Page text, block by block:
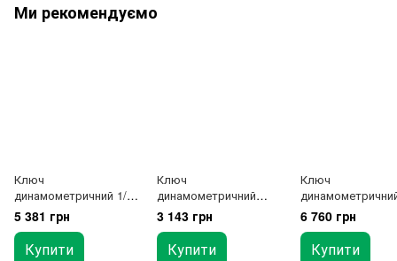
Ми рекомендуємо
Ключ
динамометричний 1/2
"x595мм (L) 60-300Нм
5 381 грн
Купити
Ключ
динамометричний
3/8"x375mm(L) 20-
110Nm TOPTUL
ANBV1211
3 143 грн
Купити
Ключ
"x680мм (L) 80-
6 760 грн
Купити